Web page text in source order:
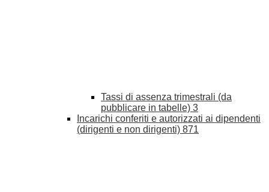
Tassi di assenza trimestrali (da
pubblicare in tabelle) 3
Incarichi conferiti e autorizzati ai dipendenti
(dirigenti e non dirigenti) 871